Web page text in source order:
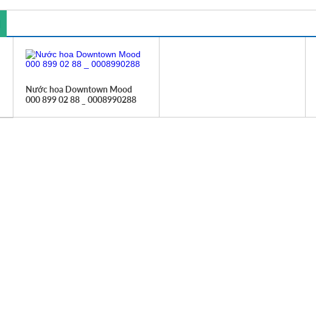
Nước hoa Downtown Mood
000 899 02 88 _ 0008990288